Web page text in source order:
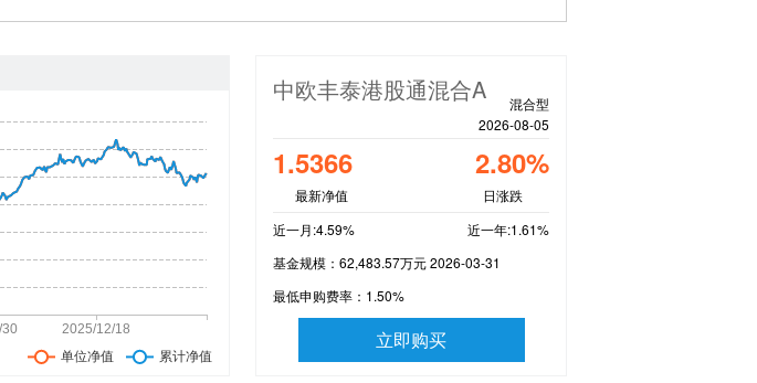
中欧丰泰港股通混合A
混合型
2026-08-05
1.5366 2.80%
最新净值
日涨跌
近一月:4.59%
近一年:1.61%
基金规模：62,483.57万元 2026-03-31
最低申购费率： 1.50%
立即购买